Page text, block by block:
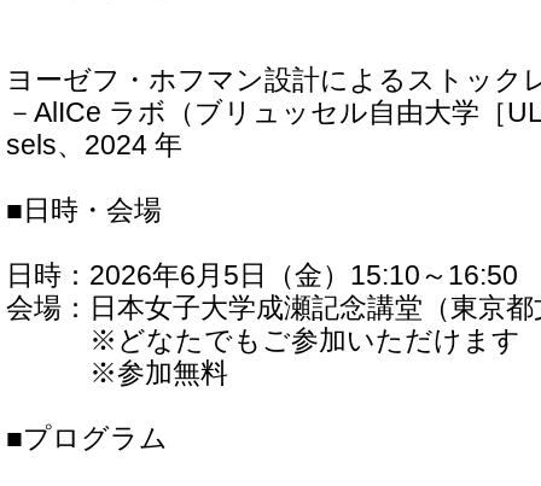
ヨーゼフ・ホフマン設計によるストック
－AlICe ラボ（ブリュッセル自由大学［
sels、2024 年
■日時・会場
日時：2026年6月5日（金）15:10～16:50
会場：日本女子大学成瀬記念講堂（東京
※どなたでもご参加いただけます
※参加無料
■プログラム